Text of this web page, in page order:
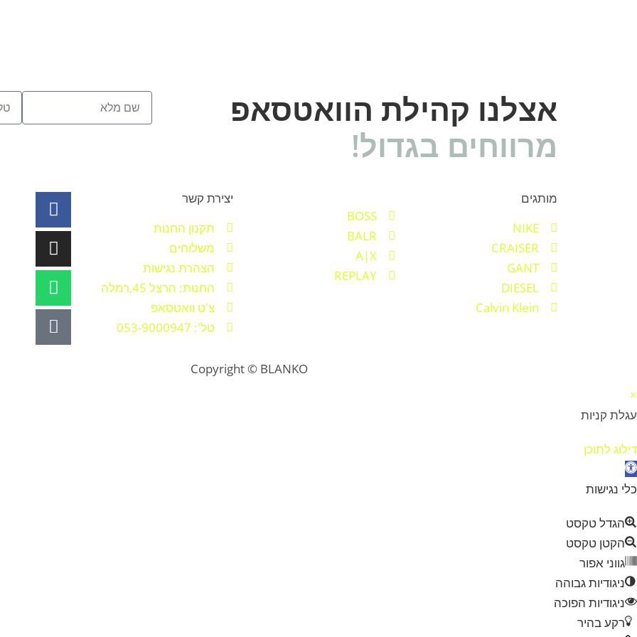
אצלנו קהילת הוואטסאפ
מרווחים בגדול!
מותגים
NIKE
CRAISER
GANT
DIESEL
Calvin Klein
BOSS
BALR
A|X
REPLAY
יצירת קשר
תקנון החנות
משלוחים
הצהרת נגישות
החנות: הרצל 45,רמלה
צ'ט וואטסאפ
טל': 053-9000947
Copyright © BLANKO
×
עגלת קניות
דילוג לתוכן
פתח סרגל נגישות
כלי נגישות
הגדל טקסט
הקטן טקסט
גווני אפור
ניגודיות גבוהה
ניגודיות הפוכה
רקע בהיר